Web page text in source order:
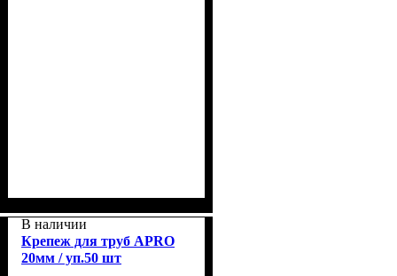
В наличии
Крепеж для труб APRO
20мм / уп.50 шт